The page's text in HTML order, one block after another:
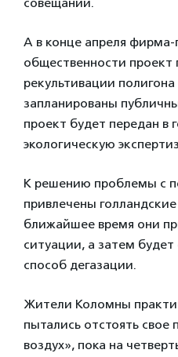
А в конце апреля фирма-
общественности
рекультивации
запланированы
проект будет передан в
экологическую
К решению проблемы с
привлечены
ближайшее время они
ситуации, а затем
способ дегазации.
Жители Коломны
пытались отстоять свое
воздух», пока на